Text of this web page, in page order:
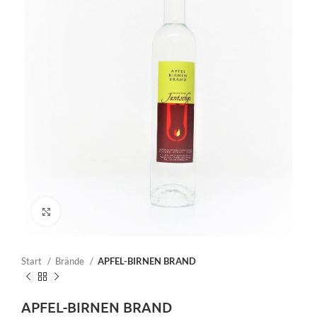
Start Brände APFEL-BIRNEN BRAND
APFEL-BIRNEN BRAND